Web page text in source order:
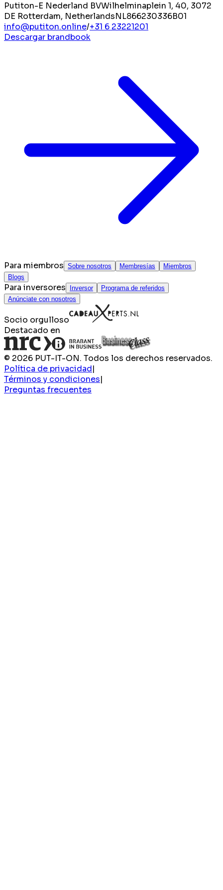
Putiton-E Nederland BVWilhelminaplein 1, 40, 3072
DE Rotterdam, NetherlandsNL866230336B01
info@putiton.online/+31 6 23221201
Descargar brandbook
Para miembros Sobre nosotros Membresías
Miembros
Blogs
Para inversores Inversor
Programa de referidos
Anúnciate con nosotros
Socio orgulloso
Destacado en
© 2026 PUT-IT-ON. Todos los derechos reservados.
Política de privacidad|
Términos y condiciones|
Preguntas frecuentes